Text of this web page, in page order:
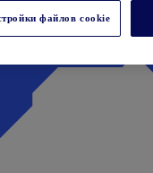
файлов cookie